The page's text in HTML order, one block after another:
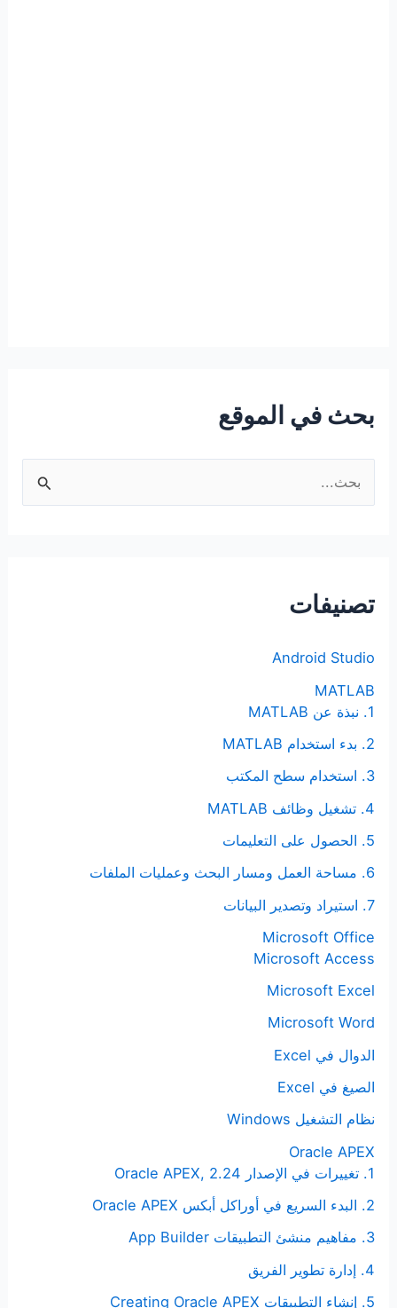
بحث في الموقع
ل
ع
تصنيفات
Android Studio
MATLAB
1. نبذة عن MATLAB
2. بدء استخدام MATLAB
3. استخدام سطح المكتب
4. تشغيل وظائف MATLAB
5. الحصول على التعليمات
6. مساحة العمل ومسار البحث وعمليات الملفات
7. استيراد وتصدير البيانات
Microsoft Office
Microsoft Access
Microsoft Excel
Microsoft Word
الدوال في Excel
الصيغ في Excel
نظام التشغيل Windows
Oracle APEX
1. تغييرات في الإصدار Oracle APEX, 2.24
2. البدء السريع في أوراكل أبكس Oracle APEX
3. مفاهيم منشئ التطبيقات App Builder
4. إدارة تطوير الفريق
5. إنشاء التطبيقات Creating Oracle APEX